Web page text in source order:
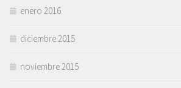
enero 2016
diciembre 2015
noviembre 2015